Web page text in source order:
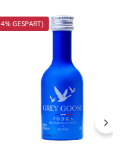
GESPART)